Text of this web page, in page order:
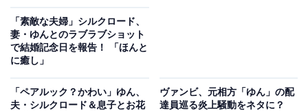
「素敵な夫婦」シルクロード、
妻・ゆんとのラブラブショット
で結婚記念日を報告！ 「ほんと
に癒し」
「ペアルック？かわい」ゆん、
夫・シルクロード＆息子とお花
ヴァンビ、元相方「ゆん」の配
達員巡る炎上騒動をネタに？